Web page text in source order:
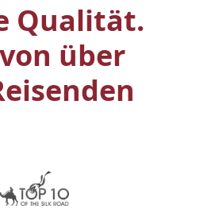
Qualität.
über